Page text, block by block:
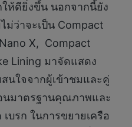
ให้ดียิ่งขึ้น นอกจากนี้ยัง
ว่าจะเป็น Compact
X, Compact
Lining มาจัดแสดง
นใจจากผู้เข้าชมและคู่
นมาตรฐานคุณภาพและ
บรก ในการขยายเครือ